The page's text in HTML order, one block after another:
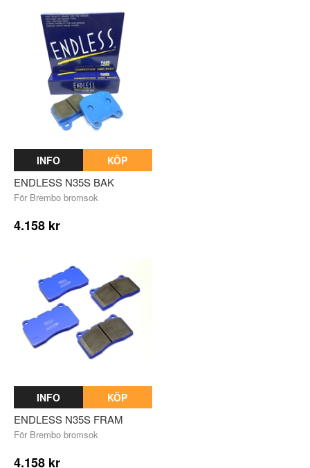
INFO KÖP
ENDLESS N35S BAK
För Brembo bromsok
4.158 kr
INFO KÖP
ENDLESS N35S FRAM
För Brembo bromsok
4.158 kr